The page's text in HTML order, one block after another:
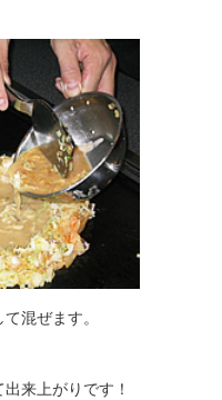
混ぜます。
来上がりです！